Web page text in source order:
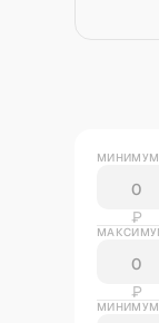
₽
₽
МИНИМУМ